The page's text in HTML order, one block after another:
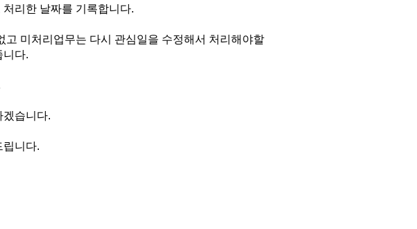
리한 날짜를 기록합니다.
미처리업무는 다시 관심일을 수정해서 처리해야할
니다.
겠습니다.
립니다.